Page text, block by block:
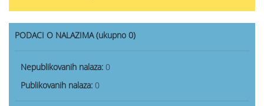
PODACI O NALAZIMA (ukupno 0)
Nepublikovanih nalaza: 0
Publikovanih nalaza: 0